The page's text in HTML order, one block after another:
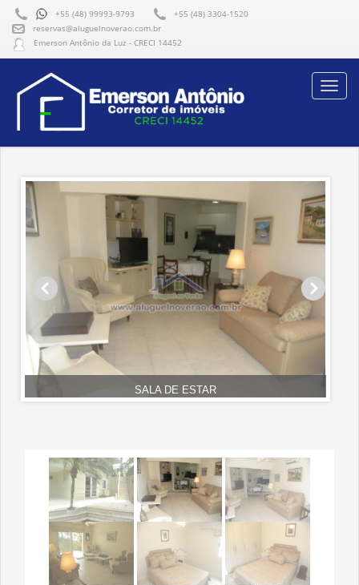
+55 (48) 99993-9793
+55 (48) 3304-1520
reservas@aluguelnoverao.com.br
Emerson Antônio da Luz - CRECI 14452
SALA DE ESTAR